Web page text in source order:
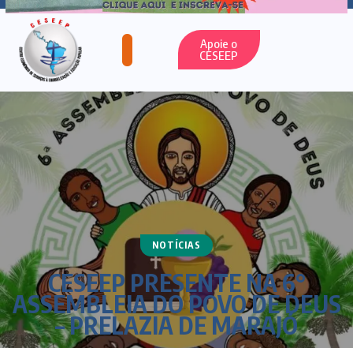
Apoie o
CESEEP
NOTÍCIAS
CESEEP PRESENTE NA 6°
ASSEMBLEIA DO POVO DE DEUS
– PRELAZIA DE MARAJÓ